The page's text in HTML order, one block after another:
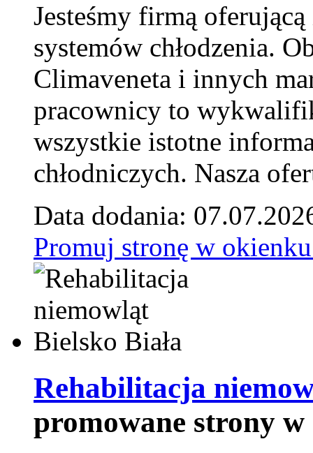
Jesteśmy firmą
systemów chłodzenia.
Climaveneta i innych
pracownicy to
wszystkie istotne
chłodniczych. Nasza
Data dodania:
Promuj stronę w
Rehabilitacja
promowane strony